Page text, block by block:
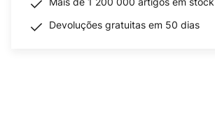
Devoluções gratuitas em 50 dias